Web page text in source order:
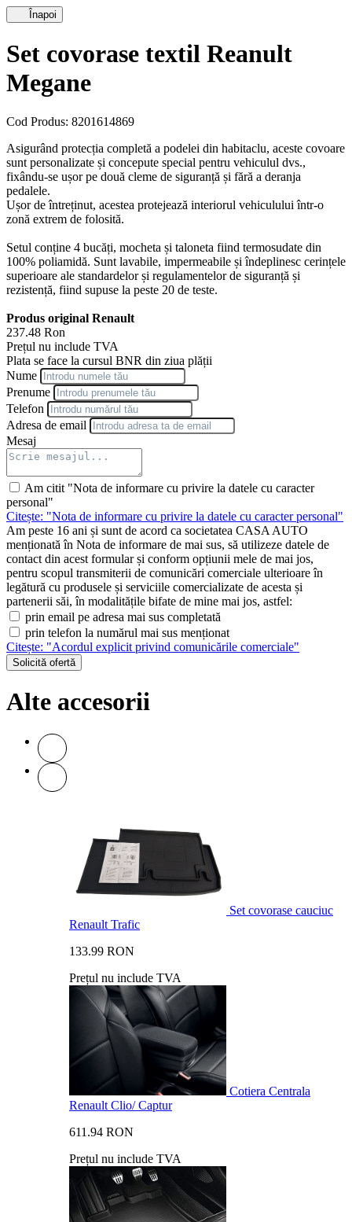
Înapoi
Set covorase textil Reanult
Megane
Cod Produs: 8201614869
Asigurând protecția completă a podelei din habitaclu, aceste covoare
sunt personalizate și concepute special pentru vehiculul dvs.,
fixându-se ușor pe două cleme de siguranță și fără a deranja
pedalele.
Ușor de întreținut, acestea protejează interiorul vehiculului într-o
zonă extrem de folosită.
Setul conține 4 bucăți, mocheta și taloneta fiind termosudate din
100% poliamidă. Sunt lavabile, impermeabile și îndeplinesc cerințele
superioare ale standardelor și regulamentelor de siguranță și
rezistență, fiind supuse la peste 20 de teste.
Produs original Renault
237.48 Ron
Prețul nu include TVA
Plata se face la cursul BNR din ziua plății
Nume
Prenume
Telefon
Adresa de email
Mesaj
Am citit "Nota de informare cu privire la datele cu caracter
personal"
Citește: "Nota de informare cu privire la datele cu caracter personal"
Am peste 16 ani și sunt de acord ca societatea CASA AUTO
menționată în Nota de informare de mai sus, să utilizeze datele de
contact din acest formular și conform opțiunii mele de mai jos,
pentru scopul transmiterii de comunicări comerciale ulterioare în
legătură cu produsele și serviciile comercializate de acesta și
partenerii săi, în modalitățile bifate de mine mai jos, astfel:
prin email pe adresa mai sus completată
prin telefon la numărul mai sus menționat
Citește: "Acordul explicit privind comunicările comerciale"
Solicită ofertă
Alte accesorii
Set covorase cauciuc
Renault Trafic
133.99 RON
Prețul nu include TVA
Cotiera Centrala
Renault Clio/ Captur
611.94 RON
Prețul nu include TVA